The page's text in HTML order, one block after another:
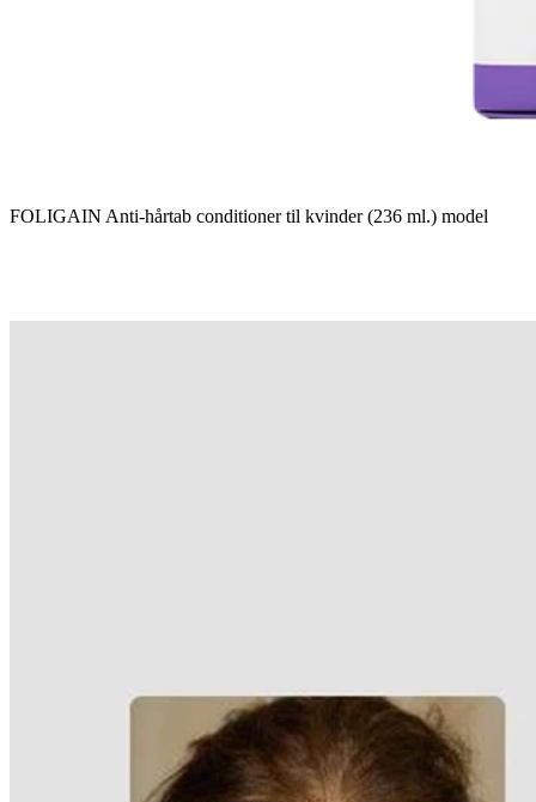
FOLIGAIN Anti-hårtab conditioner til kvinder (236 ml.) model